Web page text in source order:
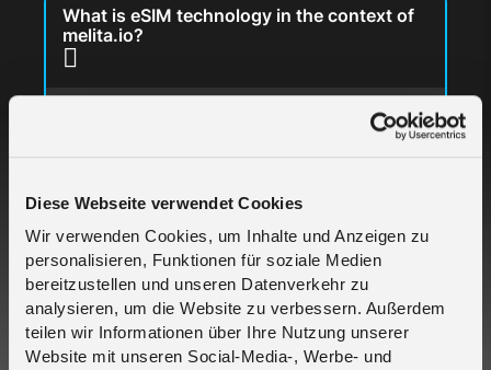
Diese Webseite verwendet Cookies
Wir verwenden Cookies, um Inhalte und Anzeigen zu
personalisieren, Funktionen für soziale Medien
bereitzustellen und unseren Datenverkehr zu
analysieren, um die Website zu verbessern. Außerdem
teilen wir Informationen über Ihre Nutzung unserer
Website mit unseren Social-Media-, Werbe- und
What is eSIM technology in the context of
melita.io?
What is the GSMA SGP.21 / SGP.22 and
What is the GSMA SGP.31 / SGP.32
specification supported by melita.io?
Why are these standards important for
melita.io customers?